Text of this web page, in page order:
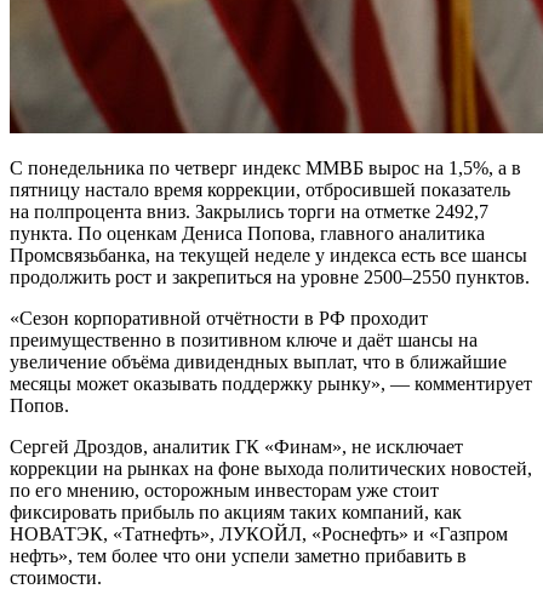
С понедельника по четверг индекс ММВБ вырос на 1,5%, а в
пятницу настало время коррекции, отбросившей показатель
на полпроцента вниз. Закрылись торги на отметке 2492,7
пункта. По оценкам Дениса Попова, главного аналитика
Промсвязьбанка, на текущей неделе у индекса есть все шансы
продолжить рост и закрепиться на уровне 2500–2550 пунктов.
«Сезон корпоративной отчётности в РФ проходит
преимущественно в позитивном ключе и даёт шансы на
увеличение объёма дивидендных выплат, что в ближайшие
месяцы может оказывать поддержку рынку», — комментирует
Попов.
Сергей Дроздов, аналитик ГК «Финам», не исключает
коррекции на рынках на фоне выхода политических новостей,
по его мнению, осторожным инвесторам уже стоит
фиксировать прибыль по акциям таких компаний, как
НОВАТЭК, «Татнефть», ЛУКОЙЛ, «Роснефть» и «Газпром
нефть», тем более что они успели заметно прибавить в
стоимости.